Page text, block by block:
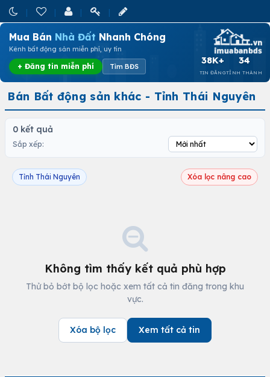
Mua Bán Nhà Đất Nhanh Chóng
Kênh bất động sản miễn phí, uy tín
+ Đăng tin miễn phí Tìm BĐS
38K+
TIN ĐĂNG
34
TỈNH THÀNH
Bán Bất động sản khác - Tỉnh Thái Nguyên
0 kết quả
Sắp xếp:
Tỉnh Thái Nguyên Xóa lọc nâng cao
Không tìm thấy kết quả phù hợp
Thử bỏ bớt bộ lọc hoặc xem tất cả tin đăng trong khu
vực.
Xóa bộ lọc Xem tất cả tin